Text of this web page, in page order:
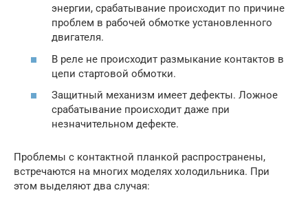
энергии, срабатывание происходит по причине
проблем в рабочей обмотке установленного
двигателя.
В реле не происходит размыкание контактов в
цепи стартовой обмотки.
Защитный механизм имеет дефекты. Ложное
срабатывание происходит даже при
незначительном дефекте.
Проблемы с контактной планкой распространены,
встречаются на многих моделях холодильника. При
этом выделяют два случая: